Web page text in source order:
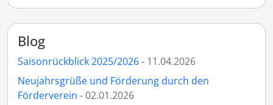
Blog
Saisonrückblick 2025/2026- 11.04.2026
Neujahrsgrüße und Förderung durch den
Förderverein - 02.01.2026